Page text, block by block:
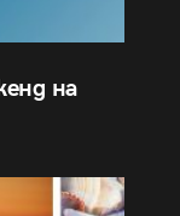
на